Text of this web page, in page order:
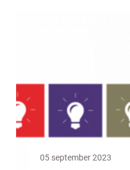
05 september 2023